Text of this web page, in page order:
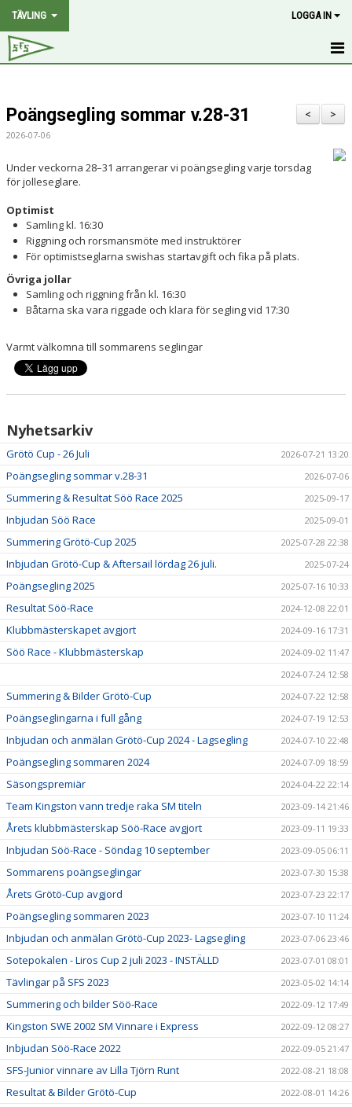
TÄVLING LOGGA IN
NYHETER
2.4 MR RANK
SOTEPOKALEN
PÅSKDAGSRACET
GRÖTÖ-CUP
SÖÖ-RACE
HUMMERRACET
ANNANDAGSRACET
>
<
Poängsegling sommar v.28-31
2026-07-06
Under veckorna 28–31 arrangerar vi poängsegling varje torsdag
för jolleseglare.
Optimist
Samling kl. 16:30
Riggning och rorsmansmöte med instruktörer
För optimistseglarna swishas startavgift och fika på plats.
Övriga jollar
Samling och riggning från kl. 16:30
Båtarna ska vara riggade och klara för segling vid 17:30
Varmt välkomna till sommarens seglingar
Nyhetsarkiv
Grötö Cup - 26 Juli 2026-07-21 13:20
Poängsegling sommar v.28-31 2026-07-06
Summering & Resultat Söö Race 2025 2025-09-17
Inbjudan Söö Race 2025-09-01
Summering Grötö-Cup 2025 2025-07-28 22:38
Inbjudan Grötö-Cup & Aftersail lördag 26 juli. 2025-07-24
Poängsegling 2025 2025-07-16 10:33
Resultat Söö-Race 2024-12-08 22:01
Klubbmästerskapet avgjort 2024-09-16 17:31
Söö Race - Klubbmästerskap
2024-09-02 11:47
2024-07-24 12:58
Summering & Bilder Grötö-Cup 2024-07-22 12:58
Poängseglingarna i full gång 2024-07-19 12:53
Inbjudan och anmälan Grötö-Cup 2024 - Lagsegling 2024-07-10 22:48
Poängsegling sommaren 2024 2024-07-09 18:59
Säsongspremiär 2024-04-22 22:14
Team Kingston vann tredje raka SM titeln 2023-09-14 21:46
Årets klubbmästerskap Söö-Race avgjort 2023-09-11 19:33
Inbjudan Söö-Race - Söndag 10 september 2023-09-05 06:11
Sommarens poängseglingar 2023-07-30 15:38
Årets Grötö-Cup avgjord 2023-07-23 22:17
Poängsegling sommaren 2023 2023-07-10 11:24
Inbjudan och anmälan Grötö-Cup 2023- Lagsegling 2023-07-06 23:46
Sotepokalen - Liros Cup 2 juli 2023 - INSTÄLLD 2023-07-01 08:01
Tävlingar på SFS 2023 2023-05-02 14:14
Summering och bilder Söö-Race 2022-09-12 17:49
Kingston SWE 2002 SM Vinnare i Express 2022-09-12 08:27
Inbjudan Söö-Race 2022 2022-09-05 21:47
SFS-Junior vinnare av Lilla Tjörn Runt 2022-08-21 18:08
Resultat & Bilder Grötö-Cup 2022-08-01 14:26